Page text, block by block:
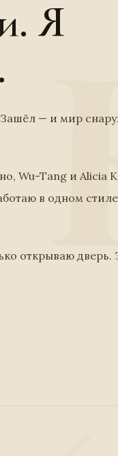
Я
— и мир
Wu-Tang и Alicia
в одном
открываю дверь.